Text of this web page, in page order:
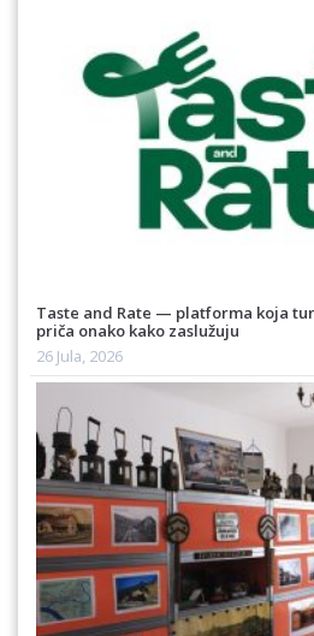
Taste and Rate — platforma koja
priča onako kako zaslužuju
26 Jula, 2026